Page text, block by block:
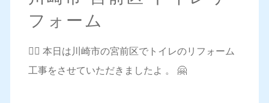
フォーム
💁‍♀️ 本日は川崎市の宮前区でトイレのリフォーム
工事をさせていただきましたよ 。 🤗